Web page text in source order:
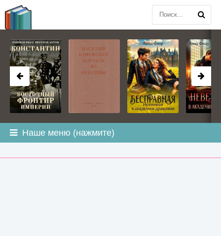
Наше меню (нажмите)
BOOKPLANETA.COM